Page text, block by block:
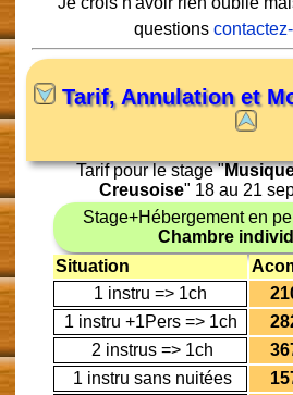
questions
Tarif, Annulation et
Tarif pour le stage "
Creusoise" 18 au 21
Stage+Hébergement en
Chambre
Situation
1 instru => 1ch
1 instru +1Pers => 1ch
2 instrus => 1ch
1 instru sans nuitées